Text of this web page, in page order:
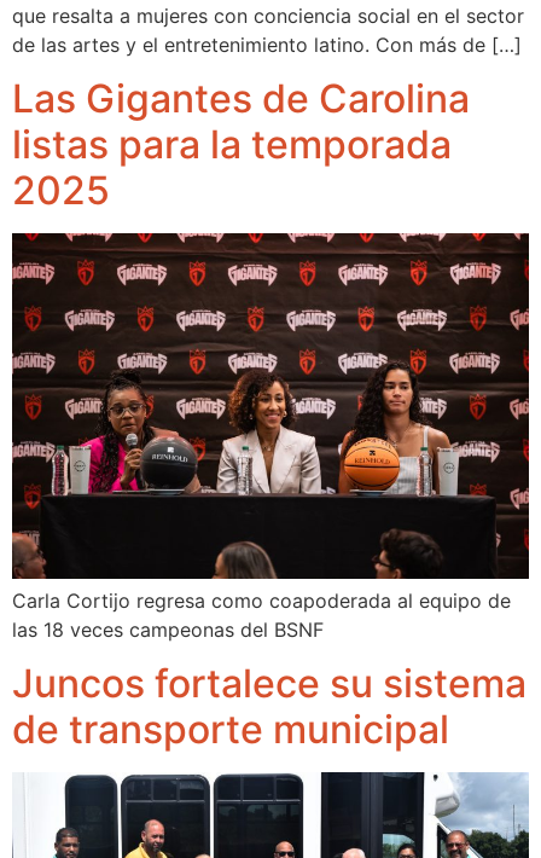
que resalta a mujeres con conciencia social en el sector
de las artes y el entretenimiento latino. Con más de […]
Las Gigantes de Carolina
listas para la temporada
2025
Carla Cortijo regresa como coapoderada al equipo de
las 18 veces campeonas del BSNF
Juncos fortalece su sistema
de transporte municipal